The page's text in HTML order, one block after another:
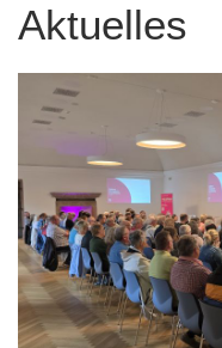
Aktuelles